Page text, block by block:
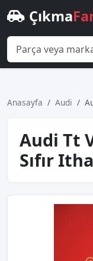
Çıkma
Anasayfa Audi
Audi Tt
Sıfır